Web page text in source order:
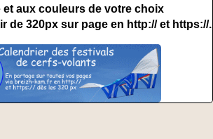
et aux couleurs de votre choix
de 320px sur page en http:// et https://.